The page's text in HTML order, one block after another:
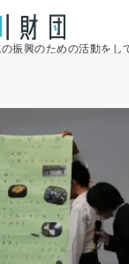
振興のための活動をし